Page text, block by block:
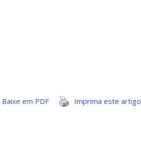
Baixe em PDF Imprima este artigo